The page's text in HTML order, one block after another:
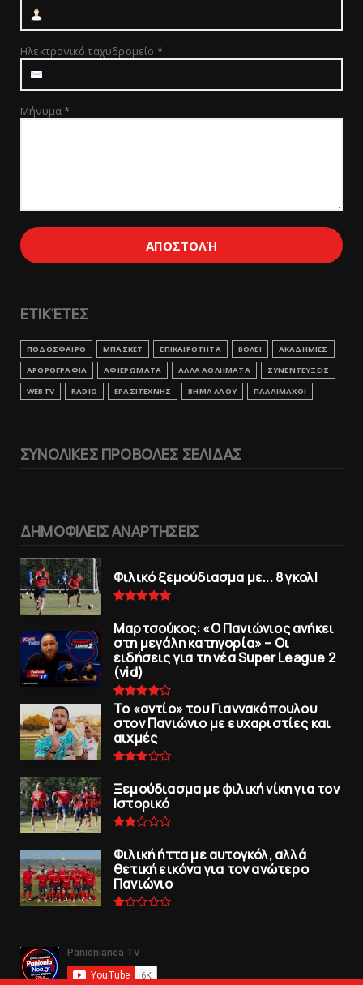
Ηλεκτρονικό ταχυδρομείο *
Μήνυμα*
ΕΤΙΚΈΤΕΣ
ΠΟΔΟΣΦΑΙΡΟ ΜΠΑΣΚΕΤ ΕΠΙΚΑΙΡΟΤΗΤΑ ΒΟΛΕΙ
ΑΚΑΔΗΜΙΕΣ
ΑΡΘΡΟΓΡΑΦΙΑ
ΑΦΙΕΡΩΜΑΤΑ ΑΛΛΑ ΑΘΛΗΜΑΤΑ
ΣΥΝΕΝΤΕΥΞΕΙΣ
WEBTV
RADIO ΕΡΑΣΙΤΕΧΝΗΣ ΒΗΜΑ ΛΑΟΥ ΠΑΛΑΙΜΑΧΟΙ
ΣΥΝΟΛΙΚΕΣ ΠΡΟΒΟΛΕΣ ΣΕΛΙΔΑΣ
ΔΗΜΟΦΙΛΕΙΣ ΑΝΑΡΤΗΣΕΙΣ
Φιλικό ξεμούδιασμα με... 8 γκολ!
Μαρτσούκος: «Ο Πανιώνιος ανήκει
στη μεγάλη κατηγορία» – Οι
ειδήσεις για τη νέα Super League 2
(vid)
To «αντίο» του Γιαννακόπουλου
στον Πανιώνιο με ευχαριστίες και
αιχμές
Ξεμούδιασμα με φιλική νίκη για τoν
Iστορικό
Φιλική ήττα με αυτογκόλ, αλλά
θετική εικόνα για τον ανώτερo
Πανιώνιo